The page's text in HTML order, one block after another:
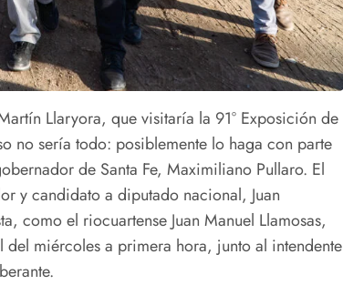
Llaryora, que visitaría la 91° Exposición de
no sería todo: posiblemente lo haga con parte
de Santa Fe, Maximiliano Pullaro. El
y candidato a diputado nacional, Juan
como el riocuartense Juan Manuel Llamosas,
miércoles a primera hora, junto al intendente